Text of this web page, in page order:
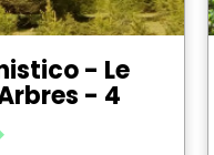
- Le
- 4